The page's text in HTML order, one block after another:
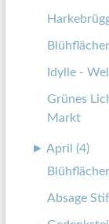
Idylle -
Grünes
Markt
► April (4)
Absage